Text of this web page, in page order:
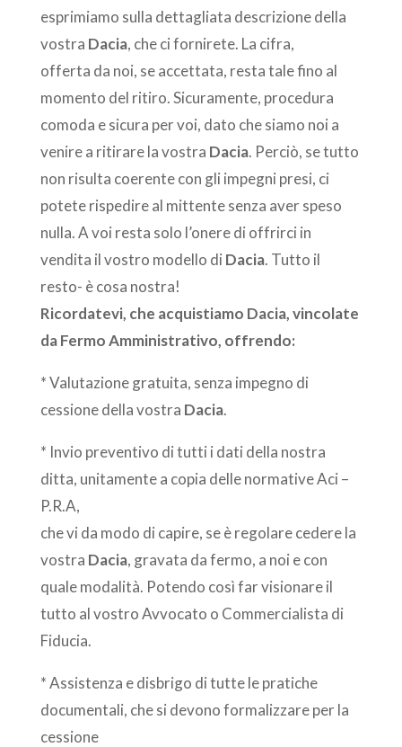
esprimiamo sulla dettagliata descrizione della
vostra Dacia, che ci fornirete. La cifra,
offerta da noi, se accettata, resta tale fino al
momento del ritiro. Sicuramente, procedura
comoda e sicura per voi, dato che siamo noi a
venire a ritirare la vostra Dacia. Perciò, se tutto
non risulta coerente con gli impegni presi, ci
potete rispedire al mittente senza aver speso
nulla. A voi resta solo l’onere di offrirci in
vendita il vostro modello di Dacia. Tutto il
resto- è cosa nostra!
Ricordatevi, che acquistiamo Dacia, vincolate
da Fermo Amministrativo, offrendo:
* Valutazione gratuita, senza impegno di
cessione della vostra Dacia.
* Invio preventivo di tutti i dati della nostra
ditta, unitamente a copia delle normative Aci –
P.R.A,
che vi da modo di capire, se è regolare cedere la
vostra Dacia, gravata da fermo, a noi e con
quale modalità. Potendo così far visionare il
tutto al vostro Avvocato o Commercialista di
Fiducia.
* Assistenza e disbrigo di tutte le pratiche
documentali, che si devono formalizzare per la
cessione